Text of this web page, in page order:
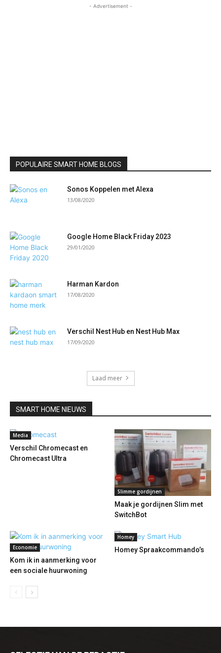
- Advertisement -
POPULAIRE SMART HOME BLOGS
Sonos Koppelen met Alexa
13/08/2020
Google Home Black Friday 2023
29/01/2020
Harman Kardon
17/08/2020
Verschil Nest Hub en Nest Hub Max
17/09/2020
Laad meer
SMART HOME NIEUWS
Media
Verschil Chromecast en
Chromecast Ultra
Slimme gordijnen
Maak je gordijnen Slim met
SwitchBot
Economie
Kom ik in aanmerking voor
een sociale huurwoning
Homey
Homey Spraakcommando’s